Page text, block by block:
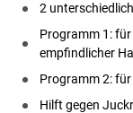
2
Programm 1:
empfindlicher
Programm 2:
Hilft gegen